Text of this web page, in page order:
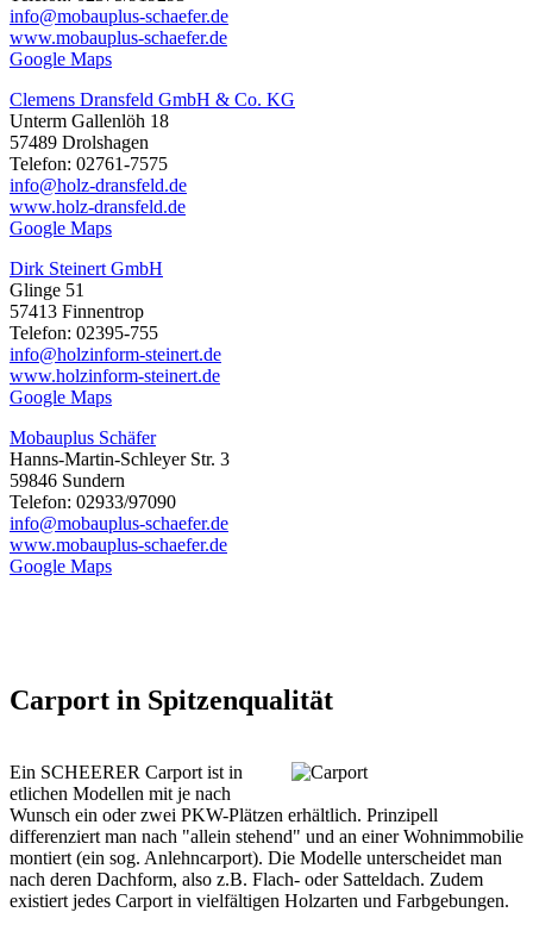
info@mobauplus-schaefer.de
www.mobauplus-schaefer.de
Google Maps
Clemens Dransfeld GmbH & Co. KG
Unterm Gallenlöh 18
57489 Drolshagen
Telefon: 02761-7575
info@holz-dransfeld.de
www.holz-dransfeld.de
Google Maps
Dirk Steinert GmbH
Glinge 51
57413 Finnentrop
Telefon: 02395-755
info@holzinform-steinert.de
www.holzinform-steinert.de
Google Maps
Mobauplus Schäfer
Hanns-Martin-Schleyer Str. 3
59846 Sundern
Telefon: 02933/97090
info@mobauplus-schaefer.de
www.mobauplus-schaefer.de
Google Maps
Carport in Spitzenqualität
Ein SCHEERER Carport ist in
etlichen Modellen mit je nach
Wunsch ein oder zwei PKW-Plätzen erhältlich. Prinzipell
differenziert man nach "allein stehend" und an einer Wohnimmobilie
montiert (ein sog. Anlehncarport). Die Modelle unterscheidet man
nach deren Dachform, also z.B. Flach- oder Satteldach. Zudem
existiert jedes Carport in vielfältigen Holzarten und Farbgebungen.